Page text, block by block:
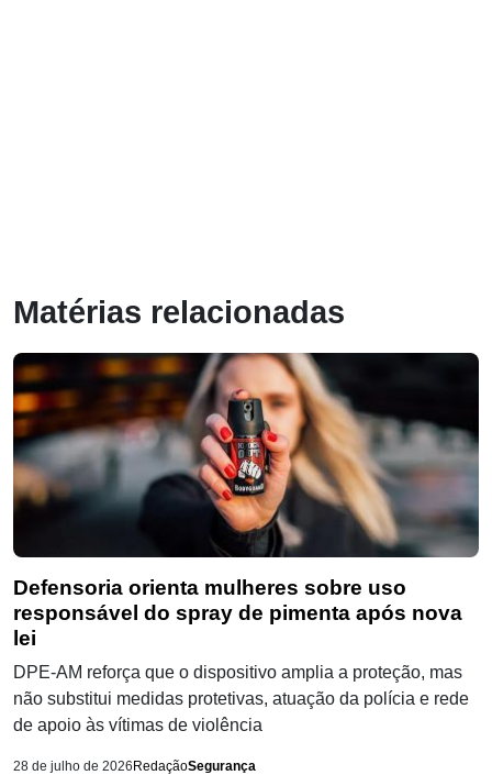
Matérias relacionadas
Defensoria orienta mulheres sobre uso
responsável do spray de pimenta após nova
lei
DPE-AM reforça que o dispositivo amplia a proteção, mas
não substitui medidas protetivas, atuação da polícia e rede
de apoio às vítimas de violência
28 de julho de 2026RedaçãoSegurança